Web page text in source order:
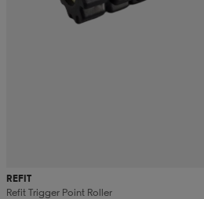
REFIT
Refit Trigger Point Roller